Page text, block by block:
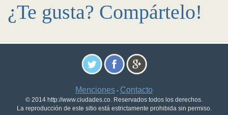
¿Te gusta? Compártelo!
Menciones - Contacto
© 2014 http://www.ciudades.co. Reservados todos los derechos.
La reproducción de este sitio está estrictamente prohibida sin permiso.